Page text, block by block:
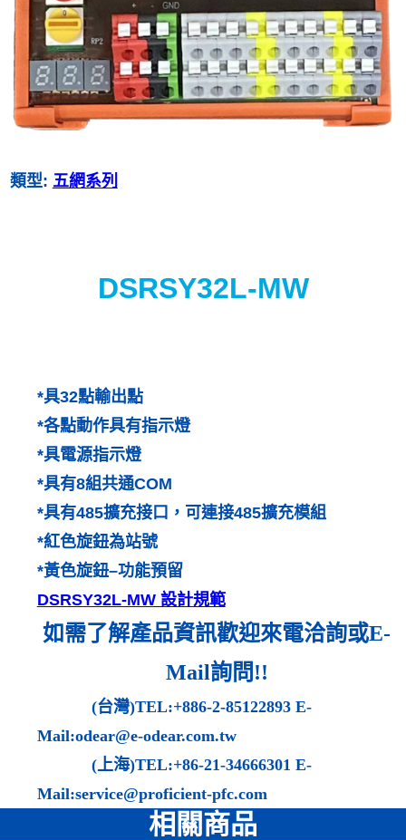
類型: 五網系列
DSRSY32L-MW
*具32點輸出點
*各點動作具有指示燈
*具電源指示燈
*具有8組共通COM
*具有485擴充接口，可連接485擴充模組
*紅色旋鈕為站號
*黃色旋鈕–功能預留
DSRSY32L-MW 設計規範
如需了解產品資訊歡迎來電洽詢或E-
Mail詢問!!
(台灣)TEL:+886-2-85122893 E-
Mail:odear@e-odear.com.tw
(上海)TEL:+86-21-34666301 E-
Mail:service@proficient-pfc.com
相關商品